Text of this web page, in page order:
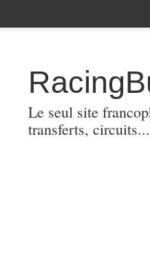
Le seul site
transferts, circuits...